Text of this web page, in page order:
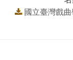
國立臺灣戲